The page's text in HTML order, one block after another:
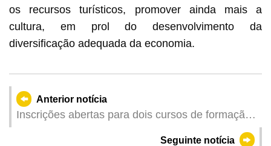
os recursos turísticos, promover ainda mais a
cultura, em prol do desenvolvimento da
diversificação adequada da economia.
Anterior notícia
Inscrições abertas para dois cursos de formação
sobre a gestão de segurança na construção civil
Seguinte notícia